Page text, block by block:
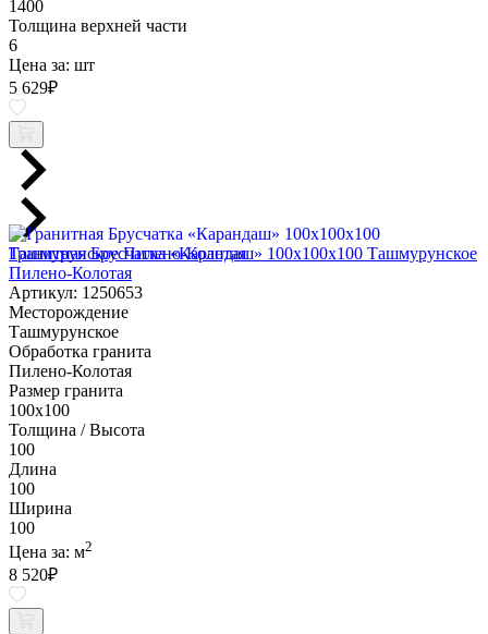
1400
Толщина верхней части
6
Цена за: шт
5 629₽
Гранитная Брусчатка «Карандаш» 100х100x100 Ташмурунское
Пилено-Колотая
Артикул: 1250653
Месторождение
Ташмурунское
Обработка гранита
Пилено-Колотая
Размер гранита
100х100
Толщина / Высота
100
Длина
100
Ширина
100
Цена за: м2
8 520₽